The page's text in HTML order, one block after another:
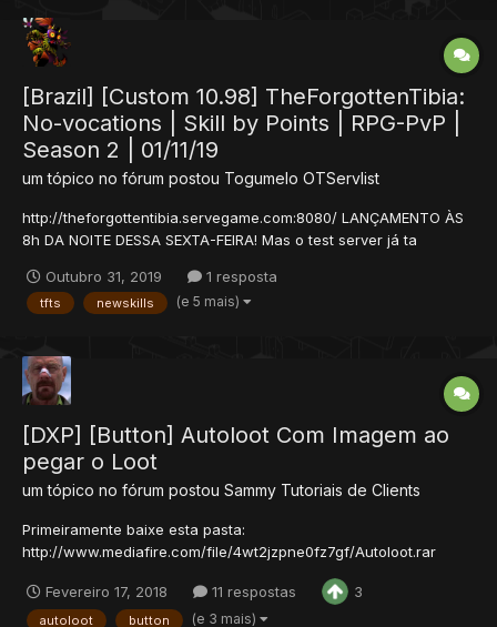
[Brazil] [Custom 10.98] TheForgottenTibia:
No-vocations | Skill by Points | RPG-PvP |
Season 2 | 01/11/19
um tópico no fórum postou Togumelo OTServlist
http://theforgottentibia.servegame.com:8080/ LANÇAMENTO ÀS
8h DA NOITE DESSA SEXTA-FEIRA! Mas o test server já ta
Tibia / The Forgotten Server? Não tem vocações Todo mundo
começa como...
Outubro 31, 2019 1 resposta
tfts newskills (e 5 mais)
[DXP] [Button] Autoloot Com Imagem ao
pegar o Loot
um tópico no fórum postou Sammy Tutoriais de Clients
Primeiramente baixe esta pasta:
http://www.mediafire.com/file/4wt2jzpne0fz7gf/Autoloot.rar
https://www.virustotal.com/#/file/32c61dd8d3411f9cf0584b9290
a9755f7040cd5897acacddb964b8e5bd533dd2/detection
Fevereiro 17, 2018 11 respostas 3
autoloot button (e 3 mais)